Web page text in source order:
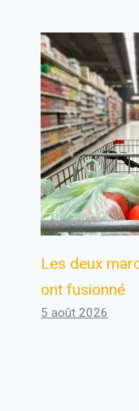
Les deux
ont fusionné
5 août 2026